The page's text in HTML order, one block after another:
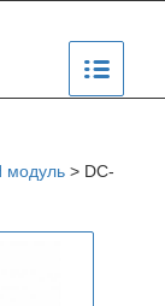
> DC-